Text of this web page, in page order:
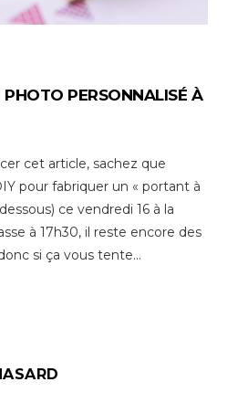
PERSONNALISÉ À
cet article, sachez que
pour fabriquer un « portant à
ce vendredi 16 à la
à 17h30, il reste encore des
si ça vous tente…